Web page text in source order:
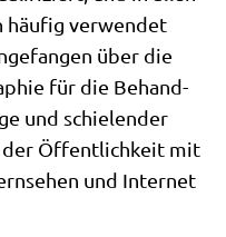
häu­fig ver­wen­det
über die
für die Behand­
und schie­len­der
der Öffent­lich­keit mit
und Inter­net